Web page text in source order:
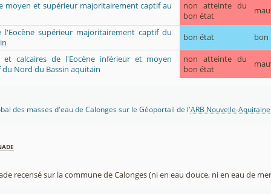
moyen et supérieur majoritairement captif au
non atteinte du
bon état
l'Eocène supérieur majoritairement captif du
bon état bon
et calcaires de l'Eocène inférieur et moyen
Nord du Bassin aquitain
non atteinte du
bon état
des masses d'eau de Calonges sur le Géoportail de l'ARB Nouvelle-Aquitaine
recensé sur la commune de Calonges (ni en eau douce, ni en eau de